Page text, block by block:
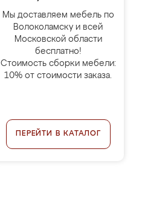
Мы доставляем мебель по
Волоколамску и всей
Московской области
бесплатно!
Стоимость сборки мебели:
10% от стоимости заказа.
ПЕРЕЙТИ В КАТАЛОГ